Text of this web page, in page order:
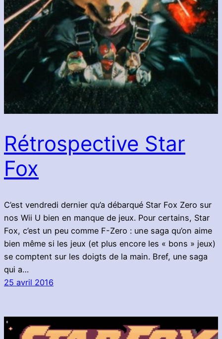
Rétrospective Star
Fox
C’est vendredi dernier qu’a débarqué Star Fox Zero sur
nos Wii U bien en manque de jeux. Pour certains, Star
Fox, c’est un peu comme F-Zero : une saga qu’on aime
bien même si les jeux (et plus encore les « bons » jeux)
se comptent sur les doigts de la main. Bref, une saga
qui a…
25 avril 2016